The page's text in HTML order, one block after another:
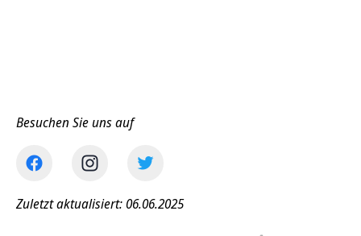
Besuchen Sie uns auf
Zuletzt aktualisiert: 06.06.2025